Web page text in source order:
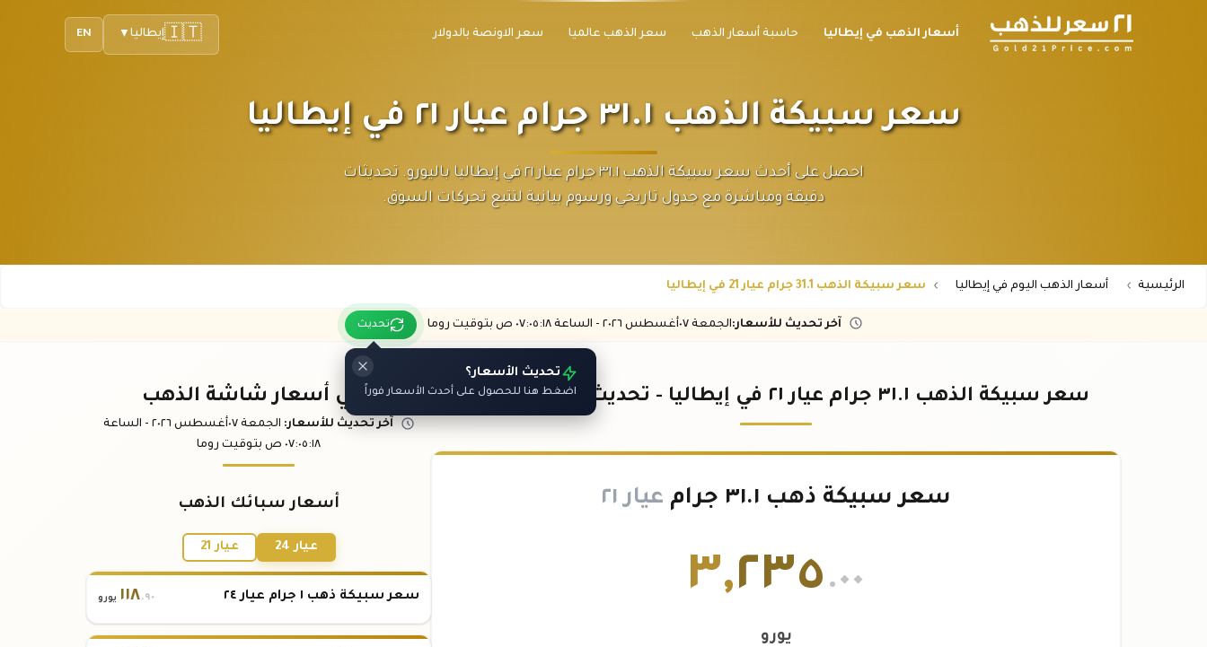
أسعار الذهب في إيطاليا حاسبة أسعار الذهب سعر الذهب عالميا سعر الاونصة بالدولار EN 🇮🇹إيطاليا ▼
سعر سبيكة الذهب ٣١.١ جرام عيار ٢١ في إيطاليا
احصل على أحدث سعر سبيكة الذهب ٣١.١ جرام عيار ٢١ في إيطاليا باليورو. تحديثات
دقيقة ومباشرة مع جدول تاريخي ورسوم بيانية لتتبع تحركات السوق.
الرئيسية أسعار الذهب اليوم في إيطاليا سعر سبيكة الذهب 31.1 جرام عيار 21 في إيطاليا
آخر تحديث للأسعار:الجمعة ٠٧ أغسطس ٢٠٢٦ - الساعة ٠٧:٠٥:١٨ ص بتوقيت روما تحديث
تحديث الأسعار؟
اضغط هنا للحصول على أحدث الأسعار فوراً سعر سبيكة الذهب ٣١.١ جرام عيار ٢١ في إيطاليا - تحديث لحظي باليورو
سعر سبيكة ذهب ٣١.١ جرام عيار ٢١
٣,٢٣٥ .٠٠
يورو
باقي أسعار شاشة الذهب
آخر تحديث للأسعار: الجمعة ٠٧ أغسطس ٢٠٢٦ -
الساعة
٠٧:٠٥:١٨ ص بتوقيت روما
أسعار سبائك الذهب
عيار 24 عيار 21
سعر سبيكة ذهب ١ جرام عيار ٢٤ ١١٨.٩٠ يورو